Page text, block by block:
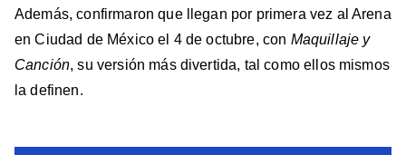
Además, confirmaron que llegan por primera vez al Arena
en Ciudad de México el 4 de octubre, con Maquillaje y
Canción, su versión más divertida, tal como ellos mismos
la definen.